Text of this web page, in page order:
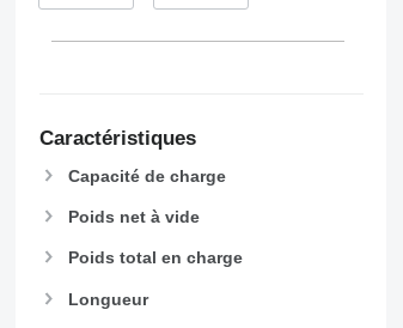
Caractéristiques
Capacité de charge
Poids net à vide
Poids total en charge
Longueur